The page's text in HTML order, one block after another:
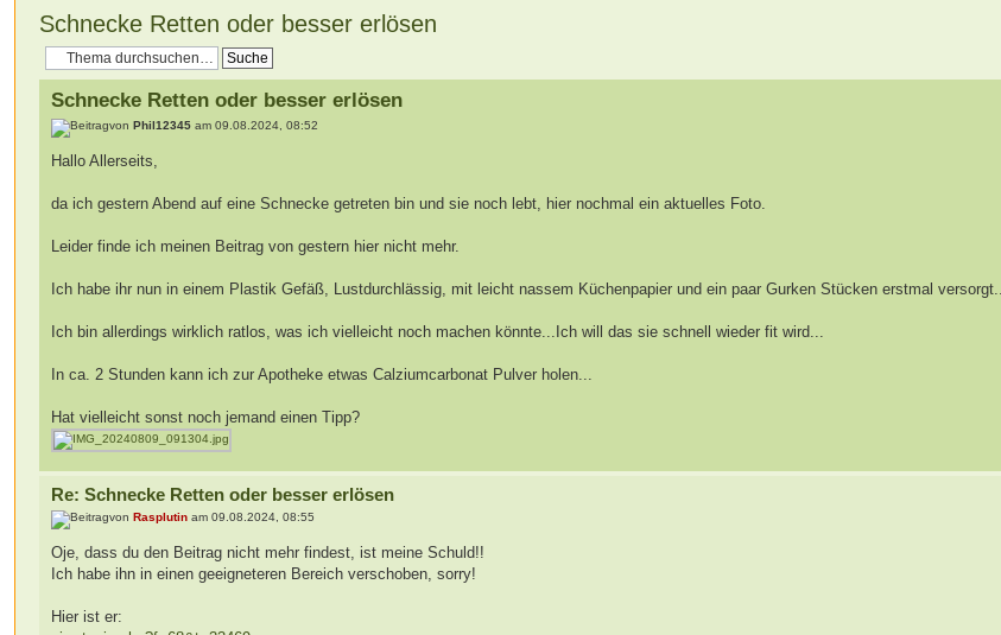
Schnecke Retten oder besser erlösen
Schnecke Retten oder besser erlösen
vonPhil12345 am 09.08.2024, 08:52
Hallo Allerseits,
da ich gestern Abend auf eine Schnecke getreten bin und sie noch lebt, hier nochmal ein aktuelles Foto.
Leider finde ich meinen Beitrag von gestern hier nicht mehr.
Ich habe ihr nun in einem Plastik Gefäß, Lustdurchlässig, mit leicht nassem Küchenpapier und ein paar Gurken Stücken erstmal versorgt...
Ich bin allerdings wirklich ratlos, was ich vielleicht noch machen könnte...Ich will das sie schnell wieder fit wird...
In ca. 2 Stunden kann ich zur Apotheke etwas Calziumcarbonat Pulver holen...
Hat vielleicht sonst noch jemand einen Tipp?
Re: Schnecke Retten oder besser erlösen
vonRasplutin am 09.08.2024, 08:55
Oje, dass du den Beitrag nicht mehr findest, ist meine Schuld!!
Ich habe ihn in einen geeigneteren Bereich verschoben, sorry!
Hier ist er: